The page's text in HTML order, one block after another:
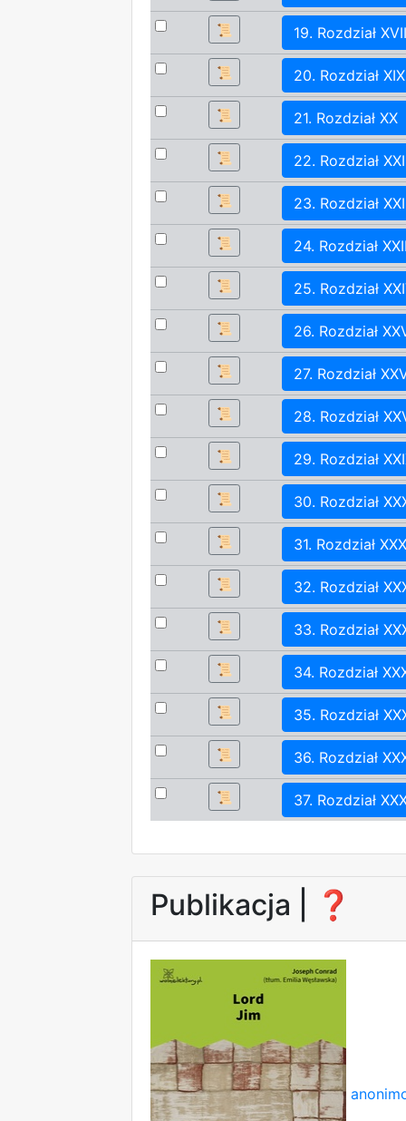
📜 19. Rozdział
📜 20. Rozdział XIX
📜 21. Rozdział XX
📜 22. Rozdział XXI
📜 23. Rozdział
📜 24. Rozdział
📜 25. Rozdział
📜 26. Rozdział
📜 27. Rozdział
📜 28. Rozdział
📜 29. Rozdział
📜 30. Rozdział
📜 31. Rozdział
📜 32. Rozdział
📜 33. Rozdział
📜 34. Rozdział
📜 35. Rozdział
📜 36. Rozdział
📜 37. Rozdział
Publikacja | ❓